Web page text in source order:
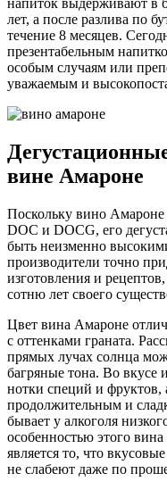
напиток выдерживают в
лет, а после разлива по
течение 8 месяцев.
презентабельным
особым случаям или
уважаемым и
вине Амароне
Поскольку вино Амароне
DOC и DOCG, его
быть неизменно
производители точно
изготовления и
сотню лет своего
Цвет вина Амароне
с оттенками граната.
прямых лучах солнца
багряные тона. Во вкусе
нотки специй и фруктов,
продолжительным и
бывает у алкоголя
особенностью этого
является то, что
не слабеют даже по